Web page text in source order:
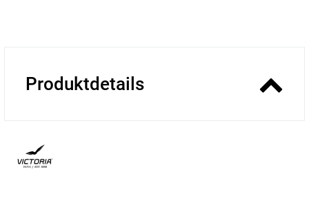
Produktdetails